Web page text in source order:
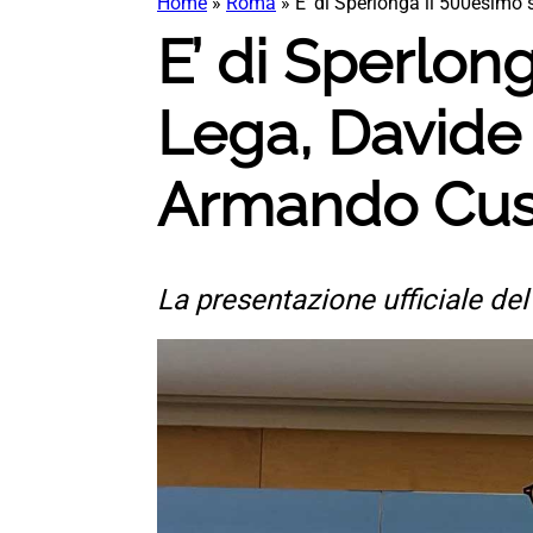
E’ di
Lega,
Armando
La presentazione ufficiale